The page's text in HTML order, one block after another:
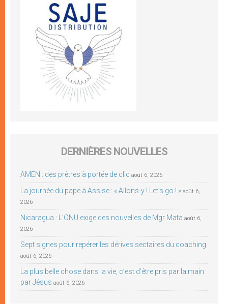
DERNIÈRES NOUVELLES
AMEN : des prêtres à portée de clic août 6, 2026
La journée du pape à Assise : « Allons-y ! Let’s go ! » août 6,
2026
Nicaragua : L’ONU exige des nouvelles de Mgr Mata août 6,
2026
Sept signes pour repérer les dérives sectaires du coaching
août 6, 2026
La plus belle chose dans la vie, c’est d’être pris par la main
par Jésus août 6, 2026